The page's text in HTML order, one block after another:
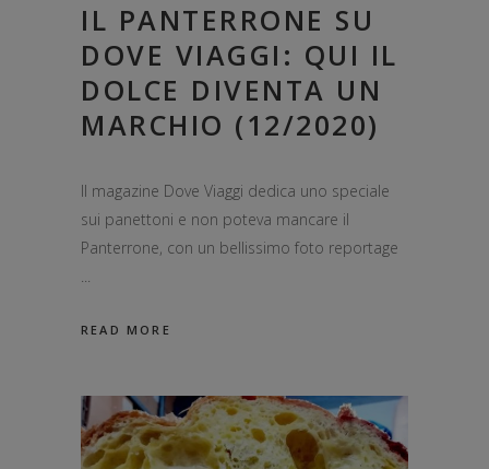
IL PANTERRONE SU
DOVE VIAGGI: QUI IL
DOLCE DIVENTA UN
MARCHIO (12/2020)
Il magazine Dove Viaggi dedica uno speciale
sui panettoni e non poteva mancare il
Panterrone, con un bellissimo foto reportage
READ MORE